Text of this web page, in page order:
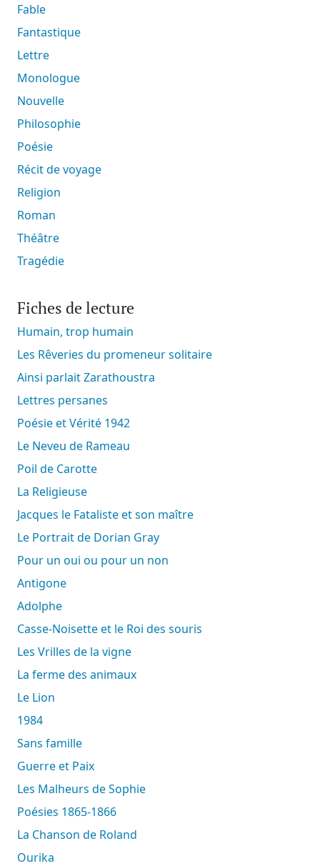
Fable
Fantastique
Lettre
Monologue
Nouvelle
Philosophie
Poésie
Récit de voyage
Religion
Roman
Théâtre
Tragédie
Fiches de lecture
Humain, trop humain
Les Rêveries du promeneur solitaire
Ainsi parlait Zarathoustra
Lettres persanes
Poésie et Vérité 1942
Le Neveu de Rameau
Poil de Carotte
La Religieuse
Jacques le Fataliste et son maître
Le Portrait de Dorian Gray
Pour un oui ou pour un non
Antigone
Adolphe
Casse-Noisette et le Roi des souris
Les Vrilles de la vigne
La ferme des animaux
Le Lion
1984
Sans famille
Guerre et Paix
Les Malheurs de Sophie
Poésies 1865-1866
La Chanson de Roland
Ourika